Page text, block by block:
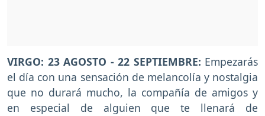
VIRGO: 23 AGOSTO - 22 SEPTIEMBRE: Empezarás
el día con una sensación de melancolía y nostalgia
que no durará mucho, la compañía de amigos y
en especial de alguien que te llenará de